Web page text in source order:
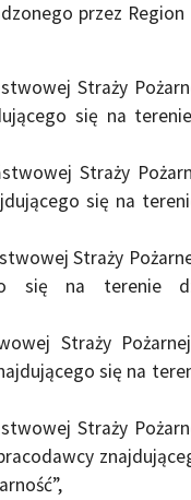
przez
Straży
się na
Straży
się na
Straży
się na terenie
Straży
się na
Straży